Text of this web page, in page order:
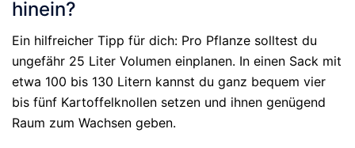
hinein?
Ein hilfreicher Tipp für dich: Pro Pflanze solltest du
ungefähr 25 Liter Volumen einplanen. In einen Sack mit
etwa 100 bis 130 Litern kannst du ganz bequem vier
bis fünf Kartoffelknollen setzen und ihnen genügend
Raum zum Wachsen geben.